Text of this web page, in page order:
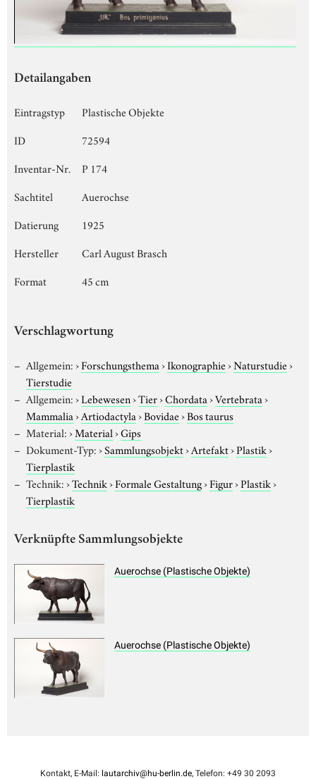
Detailangaben
Eintragstyp
Plastische Objekte
ID
72594
Inventar-Nr.
P 174
Sachtitel
Auerochse
Datierung
1925
Hersteller
Carl August Brasch
Format
45 cm
Verschlagwortung
Allgemein:›Forschungsthema›Ikonographie›Naturstudie›
Tierstudie
Allgemein:›Lebewesen›Tier›Chordata›Vertebrata›
Mammalia›Artiodactyla›Bovidae›Bos taurus
Material:›Material›Gips
Dokument-Typ:›Sammlungsobjekt›Artefakt›Plastik›
Tierplastik
Technik:›Technik›Formale Gestaltung›Figur›Plastik›
Tierplastik
Verknüpfte Sammlungsobjekte
Auerochse (Plastische Objekte)
Auerochse (Plastische Objekte)
Kontakt, E-Mail: lautarchiv@hu-berlin.de, Telefon: +49 30 2093